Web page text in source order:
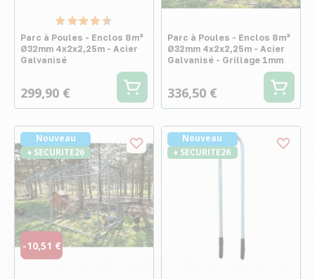
Parc à Poules - Enclos 8m²
Ø32mm 4x2x2,25m - Acier
Galvanisé
299,90 €
Parc à Poules - Enclos 8m²
Ø32mm 4x2x2,25m - Acier
Galvanisé - Grillage 1mm
336,50 €
Nouveau
♦ SECURITE26
-10,51 €
Nouveau
♦ SECURITE26